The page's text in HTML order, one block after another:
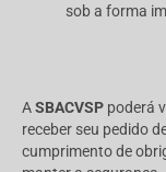
sob a forma
ASBACVSP poderá
receber seu pedido
cumprimento de